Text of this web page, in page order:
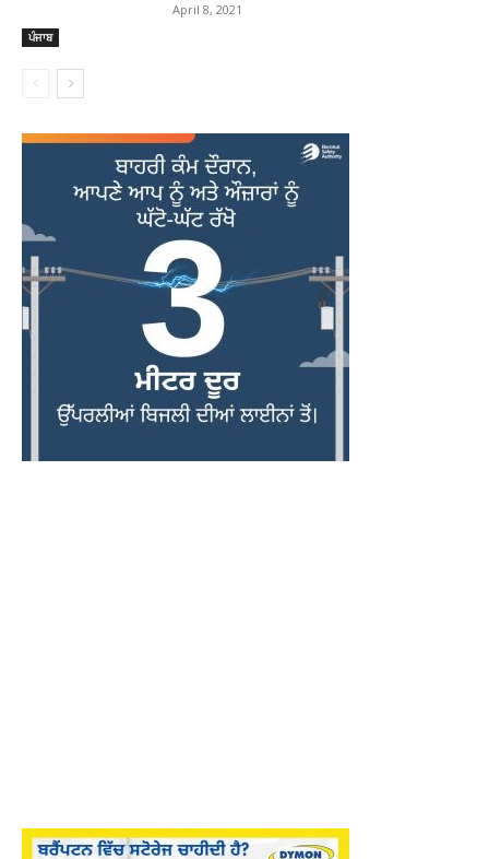
ਪੰਜਾਬ
April 8, 2021